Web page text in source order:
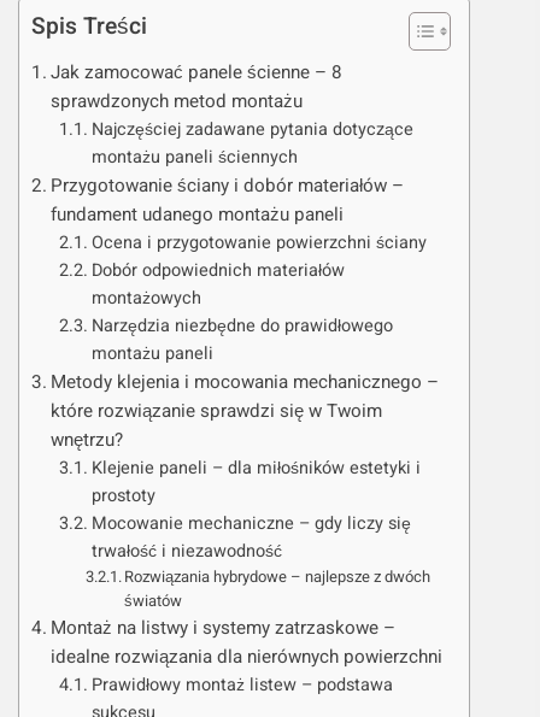
Spis Treści
Jak zamocować panele ścienne – 8
sprawdzonych metod montażu
Najczęściej zadawane pytania dotyczące
montażu paneli ściennych
Przygotowanie ściany i dobór materiałów –
fundament udanego montażu paneli
Ocena i przygotowanie powierzchni ściany
Dobór odpowiednich materiałów
montażowych
Narzędzia niezbędne do prawidłowego
montażu paneli
Metody klejenia i mocowania mechanicznego –
które rozwiązanie sprawdzi się w Twoim
wnętrzu?
Klejenie paneli – dla miłośników estetyki i
prostoty
Mocowanie mechaniczne – gdy liczy się
trwałość i niezawodność
Rozwiązania hybrydowe – najlepsze z dwóch
światów
Montaż na listwy i systemy zatrzaskowe –
idealne rozwiązania dla nierównych powierzchni
Prawidłowy montaż listew – podstawa